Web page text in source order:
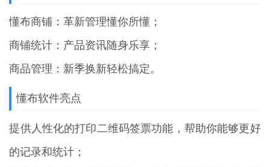
懂布商铺：革新管理懂你所懂；
商铺统计：产品资讯随身乐享；
商品管理：新季换新轻松搞定。
懂布软件亮点
提供人性化的打印二维码签票功能，帮助你能够更好
的记录和统计；